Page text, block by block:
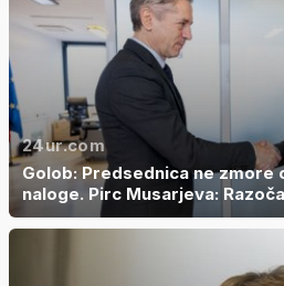
24ur.com
Golob: Predsednica ne zmore
naloge. Pirc Musarjeva: